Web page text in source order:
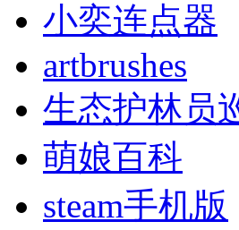
小奕连点器
artbrushes
生态护林员
萌娘百科
steam手机版